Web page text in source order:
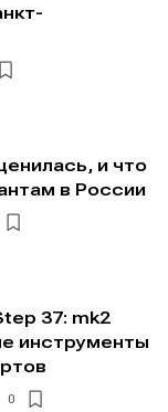
и что
в России
37: mk2
инструменты
0